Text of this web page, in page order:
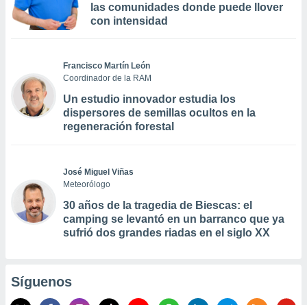
las comunidades donde puede llover
con intensidad
Francisco Martín León
Coordinador de la RAM
Un estudio innovador estudia los
dispersores de semillas ocultos en la
regeneración forestal
José Miguel Viñas
Meteorólogo
30 años de la tragedia de Biescas: el
camping se levantó en un barranco que ya
sufrió dos grandes riadas en el siglo XX
Síguenos